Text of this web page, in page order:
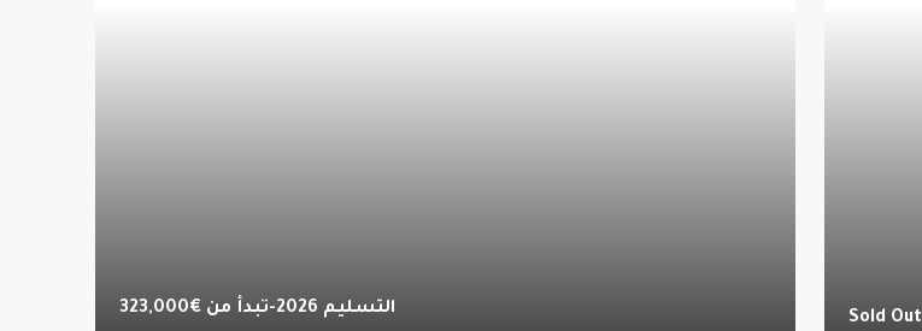
التسليم 2026-تبدأ من €323,000 Sold Out